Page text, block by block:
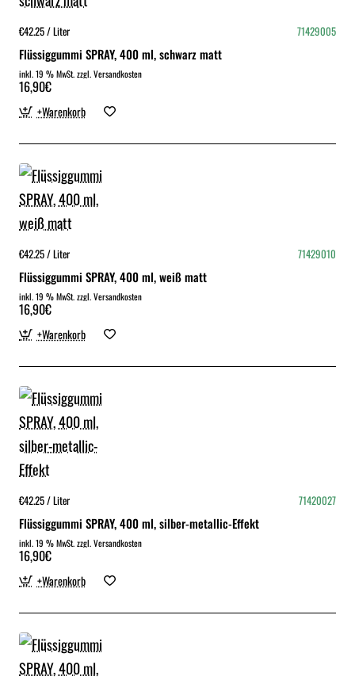
€42.25 / Liter 71429005
Flüssiggummi SPRAY, 400 ml, schwarz matt
inkl. 19 % MwSt. zzgl. Versandkosten
16,90€
+Warenkorb
€42.25 / Liter 71429010
Flüssiggummi SPRAY, 400 ml, weiß matt
inkl. 19 % MwSt. zzgl. Versandkosten
16,90€
+Warenkorb
€42.25 / Liter 71420027
Flüssiggummi SPRAY, 400 ml, silber-metallic-Effekt
inkl. 19 % MwSt. zzgl. Versandkosten
16,90€
+Warenkorb